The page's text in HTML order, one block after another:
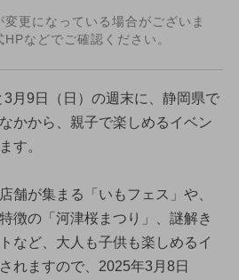
更になっている場合がございま
などでご確認ください。
月9日（日）の週末に、静岡県で
かから、親子で楽しめるイベン
す。
舗が集まる「いもフェス」や、
徴の「河津桜まつり」、謎解き
など、大人も子供も楽しめるイ
れますので、2025年3月8日